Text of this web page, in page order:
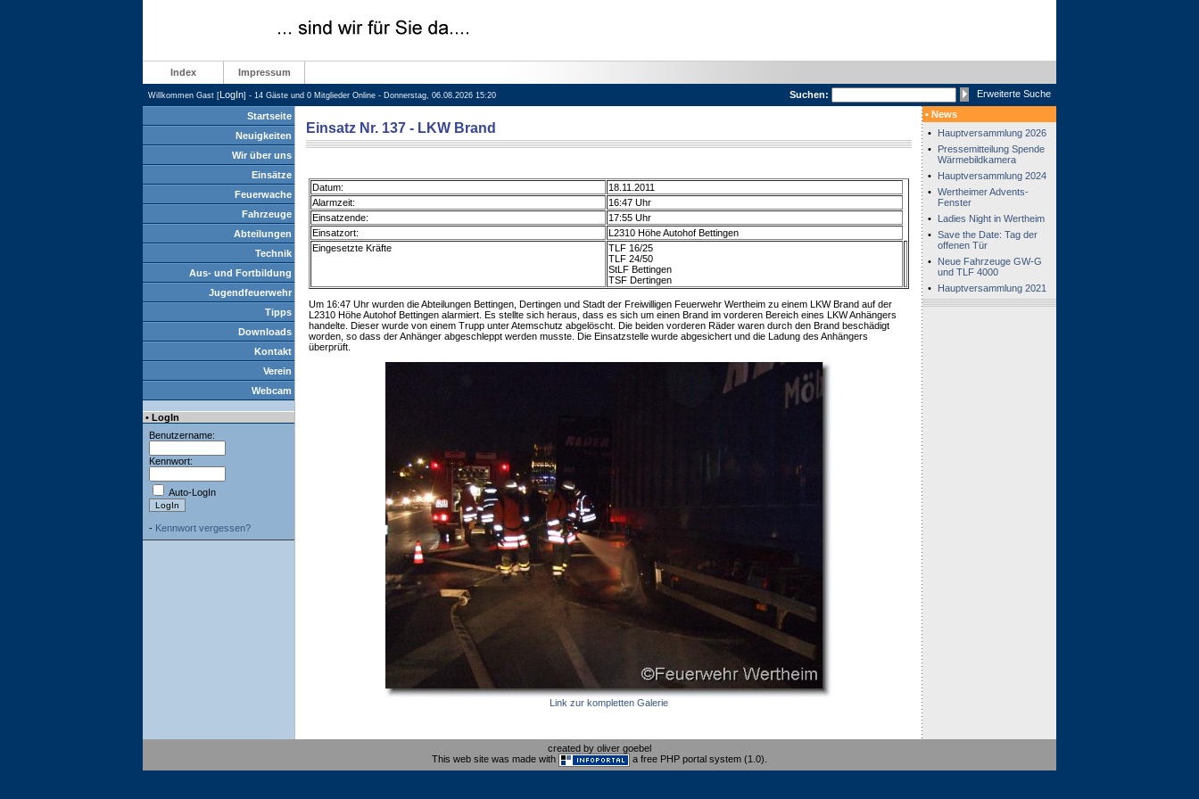
Index Impressum
Willkommen Gast [LogIn] - 14 Gäste und 0 Mitglieder Online - Donnerstag, 06.08.2026 15:20 Suchen: Erweiterte Suche
Startseite
Neuigkeiten
Wir über uns
Einsätze
Feuerwache
Fahrzeuge
Abteilungen
Technik
Aus- und Fortbildung
Jugendfeuerwehr
Tipps
Downloads
Kontakt
Verein
Webcam
• LogIn
Benutzername:
Kennwort:
Auto-LogIn
- Kennwort vergessen?
Einsatz Nr. 137 - LKW Brand
Datum:
18.11.2011
Alarmzeit:
16:47 Uhr
Einsatzende:
17:55 Uhr
Einsatzort:
L2310 Höhe Autohof Bettingen
Eingesetzte Kräfte
TLF 16/25
TLF 24/50
StLF Bettingen
TSF Dertingen
Um 16:47 Uhr wurden die Abteilungen Bettingen, Dertingen und Stadt der Freiwilligen Feuerwehr Wertheim zu einem LKW Brand auf der
L2310 Höhe Autohof Bettingen alarmiert. Es stellte sich heraus, dass es sich um einen Brand im vorderen Bereich eines LKW Anhängers
handelte. Dieser wurde von einem Trupp unter Atemschutz abgelöscht. Die beiden vorderen Räder waren durch den Brand beschädigt
worden, so dass der Anhänger abgeschleppt werden musste. Die Einsatzstelle wurde abgesichert und die Ladung des Anhängers
überprüft.
Link zur kompletten Galerie
• News
•
Hauptversammlung 2026
•
Pressemitteilung Spende
Wärmebildkamera
•
Hauptversammlung 2024
• Wertheimer Advents-
Fenster
•
Ladies Night in Wertheim
• Save the Date: Tag der
offenen Tür
•
Neue Fahrzeuge GW-G
und TLF 4000
•
Hauptversammlung 2021
created by oliver goebel
This web site was made with
a free PHP portal system (1.0).